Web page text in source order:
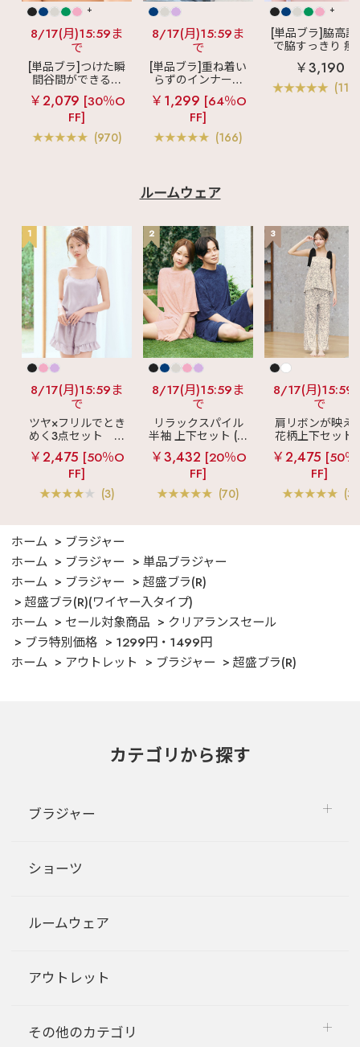
+
8/17(月)15:59ま
で
[単品ブラ]つけた瞬
間谷間ができるシ
ームレスブラ
超
盛ブラ(R) シームレ
ス 単品ブラジャー
￥2,079 [30％O
FF]
(970)
8/17(月)15:59ま
で
[単品ブラ]重ね着い
らずのインナーブ
ラ
リッチバスト
ブラトップ (ワイヤ
ー入り)
￥1,299 [64％O
FF]
(166)
+
[単品ブラ]脇高設
で脇すっきり 痩
見えブラ
カシ
クールレース脇
ブラ(R) 単品ブラ
ャー
￥3,190
ルームウェア
1
8/17(月)15:59ま
で
ツヤ×フリルでとき
めく3点セット
シ
ルキー ショートパ
ンツ 3点セット
￥2,475 [50％O
FF]
(3)
2
8/17(月)15:59ま
で
リラックスパイル
半袖 上下セット (男
女兼用サイズ)
￥3,432 [20％O
FF]
(70)
3
8/17(月)15:59
で
肩リボンが映え
花柄上下セット
メニーフラワー
ングパンツ 上下
ット
￥2,475 [50
FF]
(3)
ホーム
ブラジャー
ホーム
ブラジャー
単品ブラジャー
ホーム
ブラジャー
超盛ブラ(R)
超盛ブラ(R)(ワイヤー入タイプ)
ホーム
セール対象商品
クリアランスセール
ブラ特別価格
1299円・1499円
ホーム
アウトレット ブラジャー 超盛ブラ(R)
カテゴリから探す
ブラジャー
ショーツ
ルームウェア
アウトレット
その他のカテゴリ